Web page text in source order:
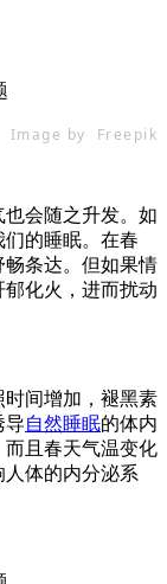
Image by Freepik
会随之升发。如
的睡眠。在春
条达。但如果情
化火，进而扰动
间增加，褪黑素
导自然睡眠的体内
且春天气温变化
体的内分泌系